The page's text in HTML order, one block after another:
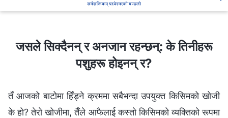
जसले सिक्दैनन् र अनजान रहन्छन्: के तिनीहरू
पशुहरू होइनन् र?
तँ आजको बाटोमा हिँड्ने क्रममा सबैभन्दा उपयुक्त किसिमको खोजी
के हो? तेरो खोजीमा, तैँले आफैलाई कस्तो किसिमको व्यक्तिको रूपमा